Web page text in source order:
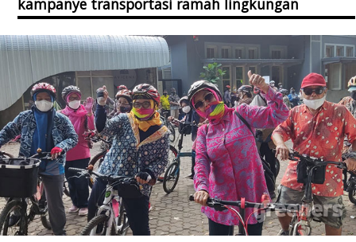
kampanye transportasi ramah lingkungan